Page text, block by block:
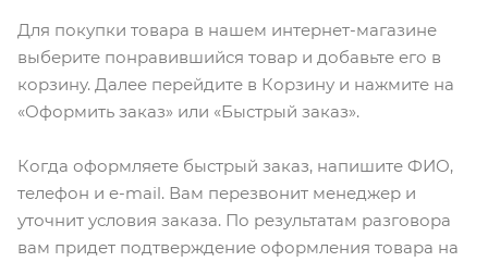
Для покупки товара в нашем интернет-магазине
выберите понравившийся товар и добавьте его в
корзину. Далее перейдите в Корзину и нажмите на
«Оформить заказ» или «Быстрый заказ».
Когда оформляете быстрый заказ, напишите ФИО,
телефон и e-mail. Вам перезвонит менеджер и
уточнит условия заказа. По результатам разговора
вам придет подтверждение оформления товара на